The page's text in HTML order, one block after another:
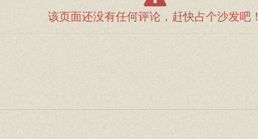
该页面还没有任何评论，赶快占个沙发吧！